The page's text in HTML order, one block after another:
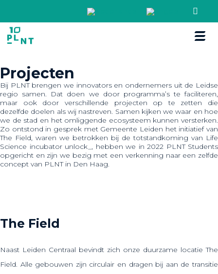
Projecten
Bij PLNT brengen we innovators en ondernemers uit de Leidse
regio samen. Dat doen we door programma’s te faciliteren,
maar ook door verschillende projecten op te zetten die
dezelfde doelen als wij nastreven. Samen kijken we waar en hoe
we de stad en het omliggende ecosysteem kunnen versterken.
Zo ontstond in gesprek met Gemeente Leiden het initiatief van
The Field, waren we betrokken bij de totstandkoming van Life
Science incubator unlock_, hebben we in 2022 PLNT Students
opgericht en zijn we bezig met een verkenning naar een zelfde
concept van PLNT in Den Haag.
The Field
Naast Leiden Centraal bevindt zich onze duurzame locatie The
Field. Alle gebouwen zijn circulair en dragen bij aan de transitie